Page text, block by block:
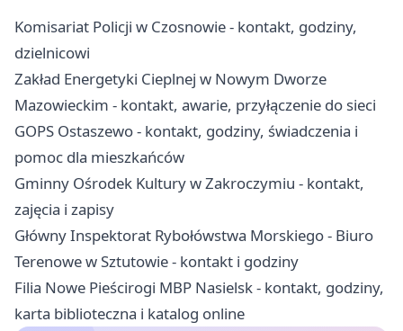
Komisariat Policji w Czosnowie - kontakt, godziny,
dzielnicowi
Zakład Energetyki Cieplnej w Nowym Dworze
Mazowieckim - kontakt, awarie, przyłączenie do sieci
GOPS Ostaszewo - kontakt, godziny, świadczenia i
pomoc dla mieszkańców
Gminny Ośrodek Kultury w Zakroczymiu - kontakt,
zajęcia i zapisy
Główny Inspektorat Rybołówstwa Morskiego - Biuro
Terenowe w Sztutowie - kontakt i godziny
Filia Nowe Pieścirogi MBP Nasielsk - kontakt, godziny,
karta biblioteczna i katalog online